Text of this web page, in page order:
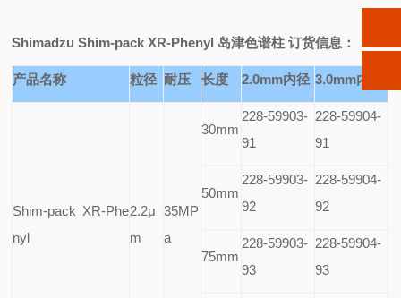
Shimadzu Shim-pack XR-Phenyl 岛津色谱柱 订货信息：
产品名称 粒径 耐压 长度 2.0mm内径 3.0mm内径
Shim-pack XR-Phe
nyl
2.2μ
m
35MP
a
30mm
228-59903-
91
228-59904-
91
50mm
228-59903-
92
228-59904-
92
75mm
228-59903-
93
228-59904-
93